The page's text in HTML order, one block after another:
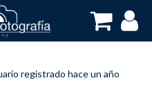
registrado hace un año